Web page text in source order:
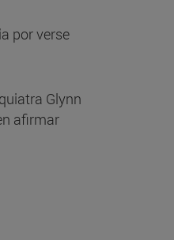
por verse
Glynn
afirmar